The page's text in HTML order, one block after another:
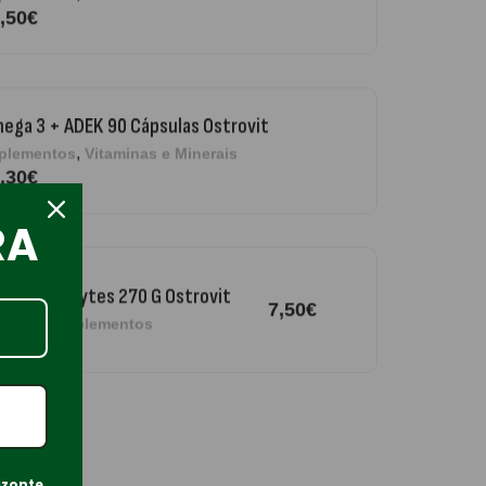
€
3 + ADEK 90 Cápsulas Ostrovit
, Vitaminas e Minerais
€
Electrolytes 270 G Ostrovit
Suplementos
7,50€